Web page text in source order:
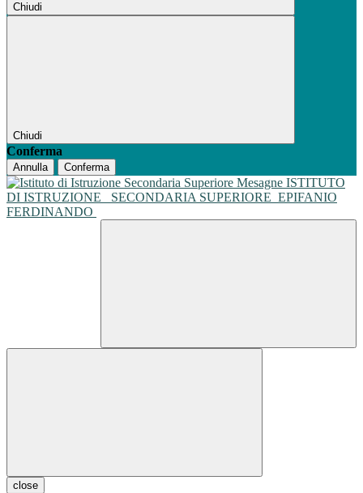
Chiudi
Chiudi
Conferma
Annulla Conferma
ISTITUTO
DI ISTRUZIONE
SECONDARIA SUPERIORE EPIFANIO
FERDINANDO
close